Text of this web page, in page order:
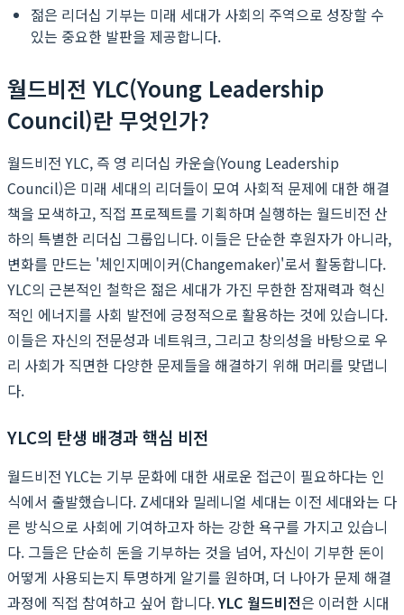
젊은 리더십 기부는 미래 세대가 사회의 주역으로 성장할 수
있는 중요한 발판을 제공합니다.
월드비전 YLC(Young Leadership
Council)란 무엇인가?
월드비전 YLC, 즉 영 리더십 카운슬(Young Leadership
Council)은 미래 세대의 리더들이 모여 사회적 문제에 대한 해결
책을 모색하고, 직접 프로젝트를 기획하며 실행하는 월드비전 산
하의 특별한 리더십 그룹입니다. 이들은 단순한 후원자가 아니라,
변화를 만드는 '체인지메이커(Changemaker)'로서 활동합니다.
YLC의 근본적인 철학은 젊은 세대가 가진 무한한 잠재력과 혁신
적인 에너지를 사회 발전에 긍정적으로 활용하는 것에 있습니다.
이들은 자신의 전문성과 네트워크, 그리고 창의성을 바탕으로 우
리 사회가 직면한 다양한 문제들을 해결하기 위해 머리를 맞댑니
다.
YLC의 탄생 배경과 핵심 비전
월드비전 YLC는 기부 문화에 대한 새로운 접근이 필요하다는 인
식에서 출발했습니다. Z세대와 밀레니얼 세대는 이전 세대와는 다
른 방식으로 사회에 기여하고자 하는 강한 욕구를 가지고 있습니
다. 그들은 단순히 돈을 기부하는 것을 넘어, 자신이 기부한 돈이
어떻게 사용되는지 투명하게 알기를 원하며, 더 나아가 문제 해결
과정에 직접 참여하고 싶어 합니다.YLC 월드비전은 이러한 시대